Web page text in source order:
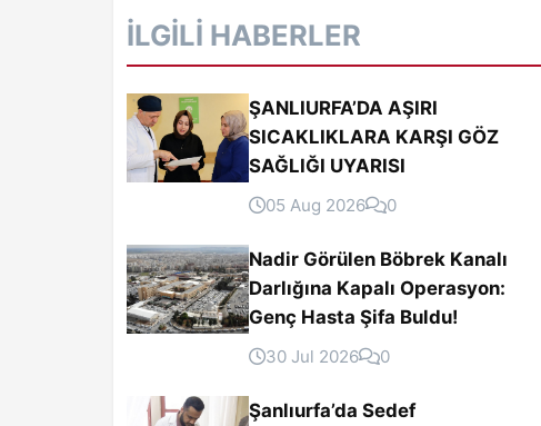
İLGILI HABERLER
ŞANLIURFA’DA AŞIRI
SICAKLIKLARA KARŞI GÖZ
SAĞLIĞI UYARISI
05 Aug 2026 0
Nadir Görülen Böbrek Kanalı
Darlığına Kapalı Operasyon:
Genç Hasta Şifa Buldu!
30 Jul 2026 0
Şanlıurfa’da Sedef